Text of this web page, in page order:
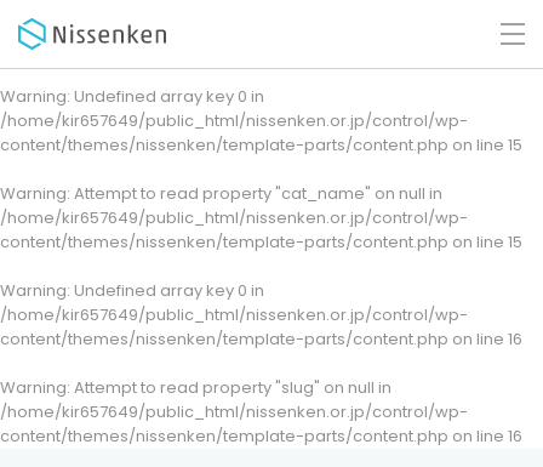
Warning: Undefined array key 0 in
/home/kir657649/public_html/nissenken.or.jp/control/wp-
content/themes/nissenken/template-parts/content.php on line 15
Warning: Attempt to read property "cat_name" on null in
/home/kir657649/public_html/nissenken.or.jp/control/wp-
content/themes/nissenken/template-parts/content.php on line 15
Warning: Undefined array key 0 in
/home/kir657649/public_html/nissenken.or.jp/control/wp-
content/themes/nissenken/template-parts/content.php on line 16
Warning: Attempt to read property "slug" on null in
/home/kir657649/public_html/nissenken.or.jp/control/wp-
content/themes/nissenken/template-parts/content.php on line 16